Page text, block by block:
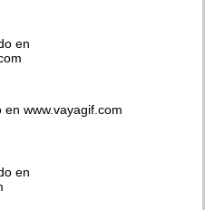
en
www.vayagif.com
en